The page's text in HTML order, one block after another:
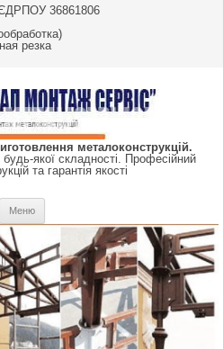
36861806
резка
металоконструкцій.
будь-якої складності. Професійний
та гарантія якості
Меню
вмісту